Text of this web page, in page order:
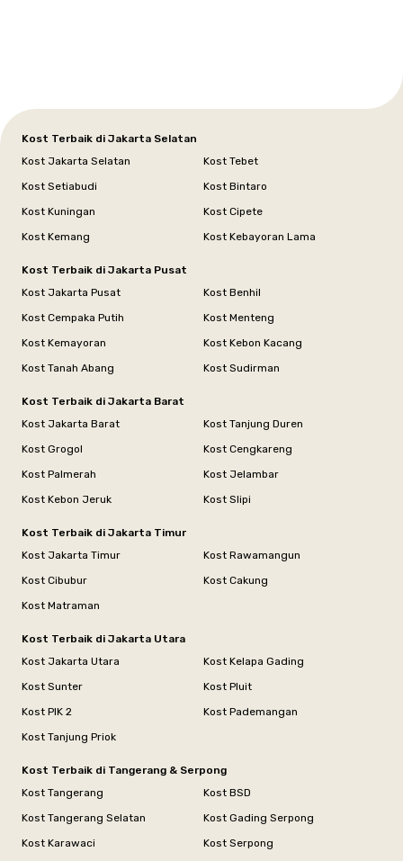
Kost Terbaik di Jakarta Selatan
Kost Jakarta Selatan
Kost Tebet
Kost Setiabudi
Kost Bintaro
Kost Kuningan
Kost Cipete
Kost Kemang
Kost Kebayoran Lama
Kost Terbaik di Jakarta Pusat
Kost Jakarta Pusat
Kost Benhil
Kost Cempaka Putih
Kost Menteng
Kost Kemayoran
Kost Kebon Kacang
Kost Tanah Abang
Kost Sudirman
Kost Terbaik di Jakarta Barat
Kost Jakarta Barat
Kost Tanjung Duren
Kost Grogol
Kost Cengkareng
Kost Palmerah
Kost Jelambar
Kost Kebon Jeruk
Kost Slipi
Kost Terbaik di Jakarta Timur
Kost Jakarta Timur
Kost Rawamangun
Kost Cibubur
Kost Cakung
Kost Matraman
Kost Terbaik di Jakarta Utara
Kost Jakarta Utara
Kost Kelapa Gading
Kost Sunter
Kost Pluit
Kost PIK 2
Kost Pademangan
Kost Tanjung Priok
Kost Terbaik di Tangerang & Serpong
Kost Tangerang
Kost BSD
Kost Tangerang Selatan
Kost Gading Serpong
Kost Karawaci
Kost Serpong